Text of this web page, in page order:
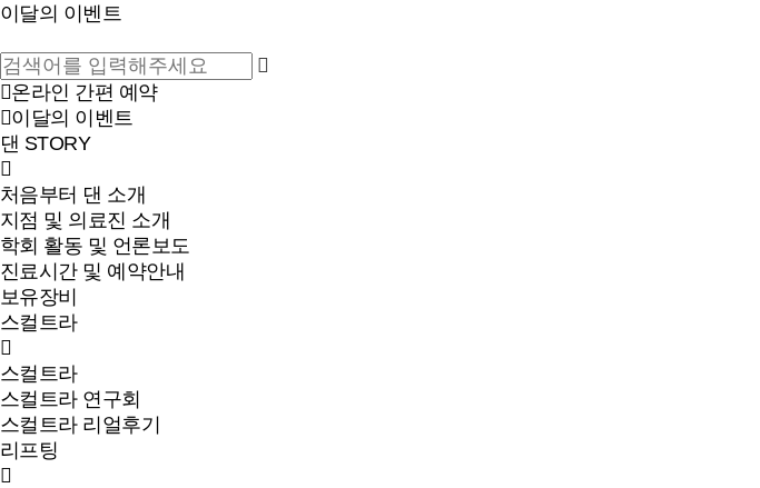
이달의 이벤트
온라인 간편 예약
이달의 이벤트
댄 STORY
처음부터 댄 소개
지점 및 의료진 소개
학회 활동 및 언론보도
진료시간 및 예약안내
보유장비
스컬트라
스컬트라
스컬트라 연구회
스컬트라 리얼후기
리프팅